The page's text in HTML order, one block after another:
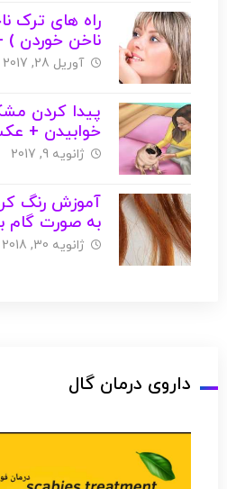
راه های ترک
ناخن خوردن
آوریل 28, 2017
پیدا کردن
خوابیدن +
ژانویه 9, 2017
آموزش رنگ
به صورت گام
عکس )
ژانویه 30, 2018
داروی درمان گال